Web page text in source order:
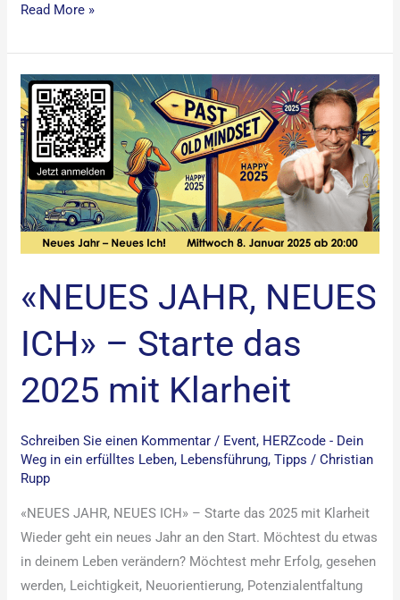
Read More »
«NEUES JAHR, NEUES
ICH» – Starte das
2025 mit Klarheit
Schreiben Sie einen Kommentar / Event, HERZcode - Dein
Weg in ein erfülltes Leben, Lebensführung,Tipps /Christian
Rupp
«NEUES JAHR, NEUES ICH» – Starte das 2025 mit Klarheit
Wieder geht ein neues Jahr an den Start. Möchtest du etwas
in deinem Leben verändern? Möchtest mehr Erfolg, gesehen
werden, Leichtigkeit, Neuorientierung, Potenzialentfaltung
«NEUES
JAHR,
NEUES
ICH»
–
Starte
das
2025
Klarheit